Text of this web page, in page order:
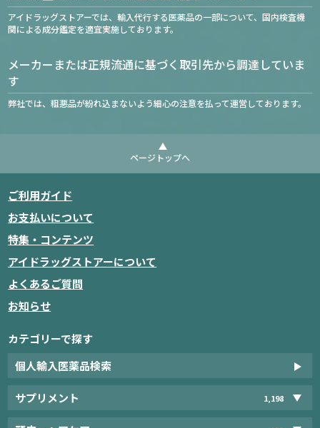
アイドラッグストアーでは、輸入代行する医薬品の一部について、国内検査機
関による成分鑑定を適宜実施しております。
メーカーまたは正規流通に基づく取引先から調達していま
す
弊社では、粗悪品が紛れ込まないよう細心の注意を払って運営しております。
ページトップへ
ご利用ガイド
お支払いについて
特集・コンテンツ
アイドラッグストアーについて
よくあるご質問
お知らせ
カテゴリーで探す
個人輸入医薬品検索
サプリメント 1,198